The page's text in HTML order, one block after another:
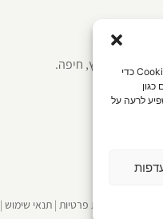
כדי לספק את חוויות המשתמש הטובות ביותר, אנו משתמשים בטכנולוגיות כמו קובצי Cookie כדי
לרעה על
לב המפרץ, חיפה.
050-
מדיניות פרטיות | תנאי שימוש |